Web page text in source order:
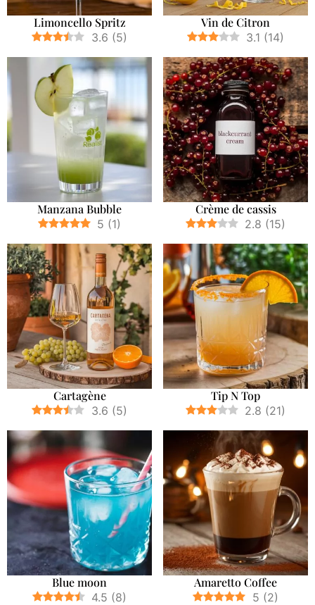
Limoncello Spritz
3.6 (5)
Vin de Citron
3.1 (14)
Manzana Bubble
5 (1)
Crème de cassis
2.8 (15)
Cartagène
3.6 (5)
Tip N Top
2.8 (21)
Blue moon
4.5 (8)
Amaretto Coffee
5 (2)